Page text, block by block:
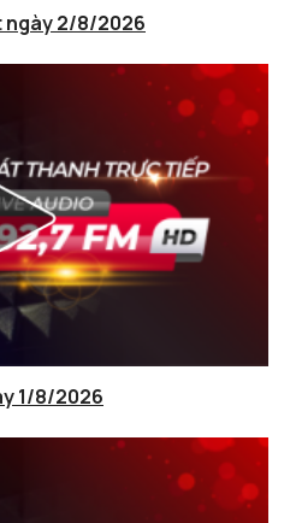
ngày 2/8/2026
1/8/2026